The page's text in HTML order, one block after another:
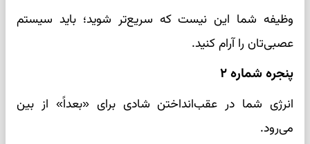
وظیفه شما این نیست که سریع‌تر شوید؛ باید سیستم
عصبی‌تان را آرام کنید.
پنجره شماره ۲
انرژی شما در عقب‌انداختن شادی برای «بعداً» از بین
می‌رود.